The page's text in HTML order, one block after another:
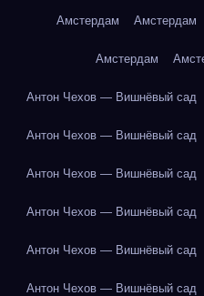
Амстердам Амстердам
Амстердам
Антон Чехов — Вишнёвый сад
Антон Чехов — Вишнёвый сад
Антон Чехов — Вишнёвый сад
Антон Чехов — Вишнёвый сад
Антон Чехов — Вишнёвый сад
Антон Чехов — Вишнёвый сад